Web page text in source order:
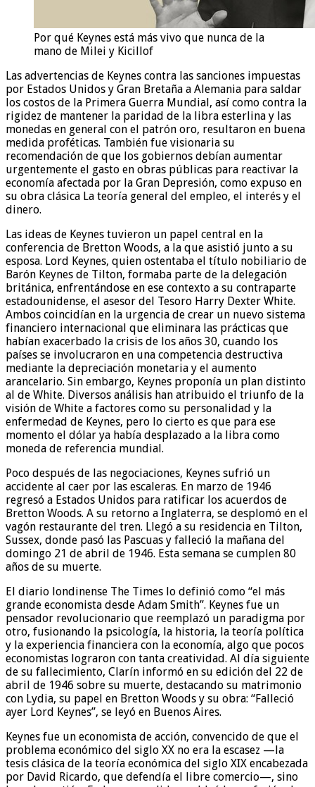
Por qué Keynes está más vivo que nunca de la
mano de Milei y Kicillof
Las advertencias de Keynes contra las sanciones impuestas
por Estados Unidos y Gran Bretaña a Alemania para saldar
los costos de la Primera Guerra Mundial, así como contra la
rigidez de mantener la paridad de la libra esterlina y las
monedas en general con el patrón oro, resultaron en buena
medida proféticas. También fue visionaria su
recomendación de que los gobiernos debían aumentar
urgentemente el gasto en obras públicas para reactivar la
economía afectada por la Gran Depresión, como expuso en
su obra clásica La teoría general del empleo, el interés y el
dinero.
Las ideas de Keynes tuvieron un papel central en la
conferencia de Bretton Woods, a la que asistió junto a su
esposa. Lord Keynes, quien ostentaba el título nobiliario de
Barón Keynes de Tilton, formaba parte de la delegación
británica, enfrentándose en ese contexto a su contraparte
estadounidense, el asesor del Tesoro Harry Dexter White.
Ambos coincidían en la urgencia de crear un nuevo sistema
financiero internacional que eliminara las prácticas que
habían exacerbado la crisis de los años 30, cuando los
países se involucraron en una competencia destructiva
mediante la depreciación monetaria y el aumento
arancelario. Sin embargo, Keynes proponía un plan distinto
al de White. Diversos análisis han atribuido el triunfo de la
visión de White a factores como su personalidad y la
enfermedad de Keynes, pero lo cierto es que para ese
momento el dólar ya había desplazado a la libra como
moneda de referencia mundial.
Poco después de las negociaciones, Keynes sufrió un
accidente al caer por las escaleras. En marzo de 1946
regresó a Estados Unidos para ratificar los acuerdos de
Bretton Woods. A su retorno a Inglaterra, se desplomó en el
vagón restaurante del tren. Llegó a su residencia en Tilton,
Sussex, donde pasó las Pascuas y falleció la mañana del
domingo 21 de abril de 1946. Esta semana se cumplen 80
años de su muerte.
El diario londinense The Times lo definió como “el más
grande economista desde Adam Smith”. Keynes fue un
pensador revolucionario que reemplazó un paradigma por
otro, fusionando la psicología, la historia, la teoría política
y la experiencia financiera con la economía, algo que pocos
economistas lograron con tanta creatividad. Al día siguiente
de su fallecimiento, Clarín informó en su edición del 22 de
abril de 1946 sobre su muerte, destacando su matrimonio
con Lydia, su papel en Bretton Woods y su obra: “Falleció
ayer Lord Keynes”, se leyó en Buenos Aires.
Keynes fue un economista de acción, convencido de que el
problema económico del siglo XX no era la escasez —la
tesis clásica de la teoría económica del siglo XIX encabezada
por David Ricardo, que defendía el libre comercio—, sino